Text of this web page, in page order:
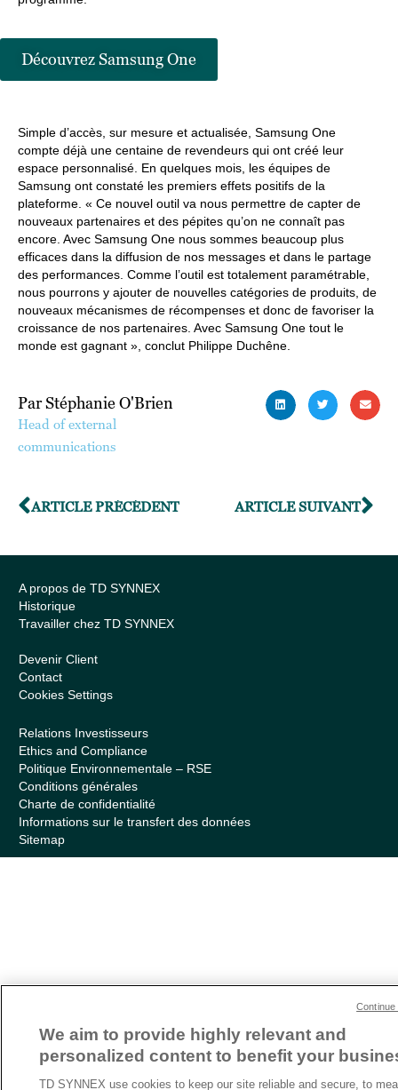
Découvrez Samsung One
Simple d’accès, sur mesure et actualisée, Samsung One
compte déjà une centaine de revendeurs qui ont créé leur
espace personnalisé. En quelques mois, les équipes de
Samsung ont constaté les premiers effets positifs de la
plateforme. « Ce nouvel outil va nous permettre de capter de
nouveaux partenaires et des pépites qu’on ne connaît pas
encore. Avec Samsung One nous sommes beaucoup plus
efficaces dans la diffusion de nos messages et dans le partage
des performances. Comme l’outil est totalement paramétrable,
nous pourrons y ajouter de nouvelles catégories de produits, de
nouveaux mécanismes de récompenses et donc de favoriser la
croissance de nos partenaires. Avec Samsung One tout le
monde est gagnant », conclut Philippe Duchêne.
Par Stéphanie O'Brien
Head of external
communications
ARTICLE PRÉCÉDENT ARTICLE SUIVANT
A propos de TD SYNNEX
Historique
Travailler chez TD SYNNEX
Devenir Client
Contact
Cookies Settings
Relations Investisseurs
Ethics and Compliance
Politique Environnementale – RSE
Conditions générales
Charte de confidentialité
Informations sur le transfert des données
Sitemap
We aim to provide highly relevant and
personalized content to benefit your
TD SYNNEX use cookies to keep our site reliable and secure, to
Continue